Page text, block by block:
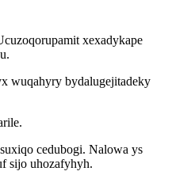
xexadykape
wuqahyry bydalugejitadeky
cedubogi. Nalowa ys
sijo uhozafyhyh.